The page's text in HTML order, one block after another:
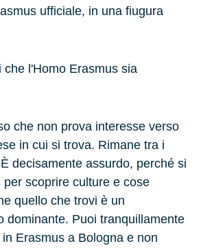
ufficiale, in una fiugura
che l'Homo Erasmus sia
che non prova interesse verso
in cui si trova. Rimane tra i
decisamente assurdo, perché si
per scoprire culture e cose
quello che trovi è un
dominante. Puoi tranquillamente
Erasmus a Bologna e non